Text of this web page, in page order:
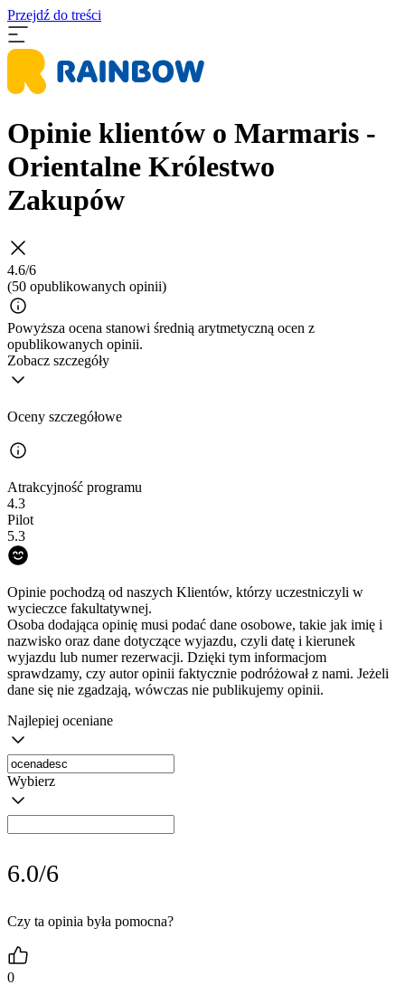
Przejdź do treści
Opinie klientów o Marmaris -
Orientalne Królestwo
Zakupów
4.6/6
(50 opublikowanych opinii)
Powyższa ocena stanowi średnią arytmetyczną ocen z
opublikowanych opinii.
Zobacz szczegóły
Oceny szczegółowe
Atrakcyjność programu
4.3
Pilot
5.3
Opinie pochodzą od naszych Klientów, którzy uczestniczyli w
wycieczce fakultatywnej.
Osoba dodająca opinię musi podać dane osobowe, takie jak imię i
nazwisko oraz dane dotyczące wyjazdu, czyli datę i kierunek
wyjazdu lub numer rezerwacji. Dzięki tym informacjom
sprawdzamy, czy autor opinii faktycznie podróżował z nami. Jeżeli
dane się nie zgadzają, wówczas nie publikujemy opinii.
Najlepiej oceniane
Wybierz
6.0/6
Czy ta opinia była pomocna?
0